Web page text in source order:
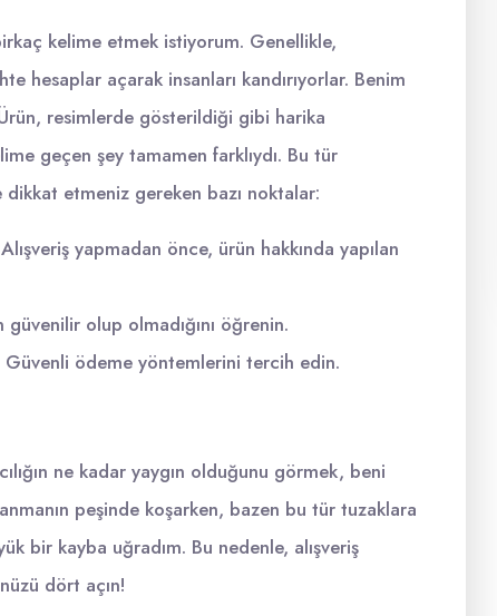
kelime etmek istiyorum. Genellikle,
hesaplar açarak insanları kandırıyorlar. Benim
resimlerde gösterildiği gibi harika
geçen şey tamamen farklıydı. Bu tür
dikkat etmeniz gereken bazı noktalar:
Alışveriş yapmadan önce, ürün hakkında yapılan
güvenilir olup olmadığını öğrenin.
Güvenli ödeme yöntemlerini tercih edin.
ne kadar yaygın olduğunu görmek, beni
peşinde koşarken, bazen bu tür tuzaklara
bir kayba uğradım. Bu nedenle, alışveriş
dört açın!